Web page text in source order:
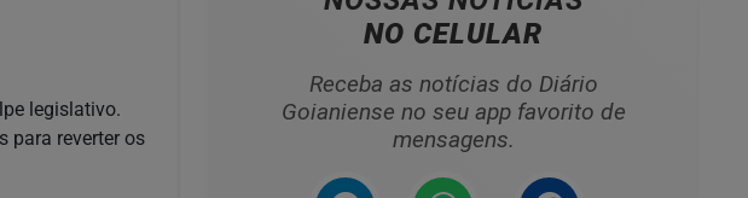
legislativo.
para reverter os
NO CELULAR
Receba as notícias do Diário
Goianiense no seu app favorito de
mensagens.